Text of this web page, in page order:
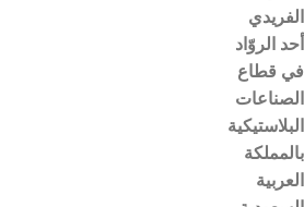
الفريدي
أحد الروّاد
في قطاع
الصناعات
البلاستيكية
بالمملكة
العربية